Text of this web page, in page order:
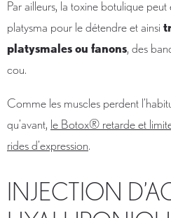
Par ailleurs, la toxine botulique
platysma pour le détendre et ainsi
platysmales ou fanons, des
cou.
Comme les muscles perdent
qu’avant, le Botox® retarde et
rides d’expression.
INJECTION